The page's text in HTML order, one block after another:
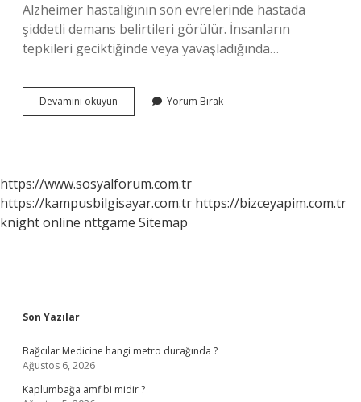
Alzheimer hastalığının son evrelerinde hastada
şiddetli demans belirtileri görülür. İnsanların
tepkileri geciktiğinde veya yavaşladığında…
Devamını okuyun Alzaymir
Hastasini
Yapmalı
Yorum Bırak
https://www.sosyalforum.com.tr
https://kampusbilgisayar.com.tr https://bizceyapim.com.tr
knight online nttgame Sitemap
Sidebar
Son Yazılar
Bağcılar Medicine hangi metro durağında ?
Ağustos 6, 2026
Kaplumbağa amfibi midir ?